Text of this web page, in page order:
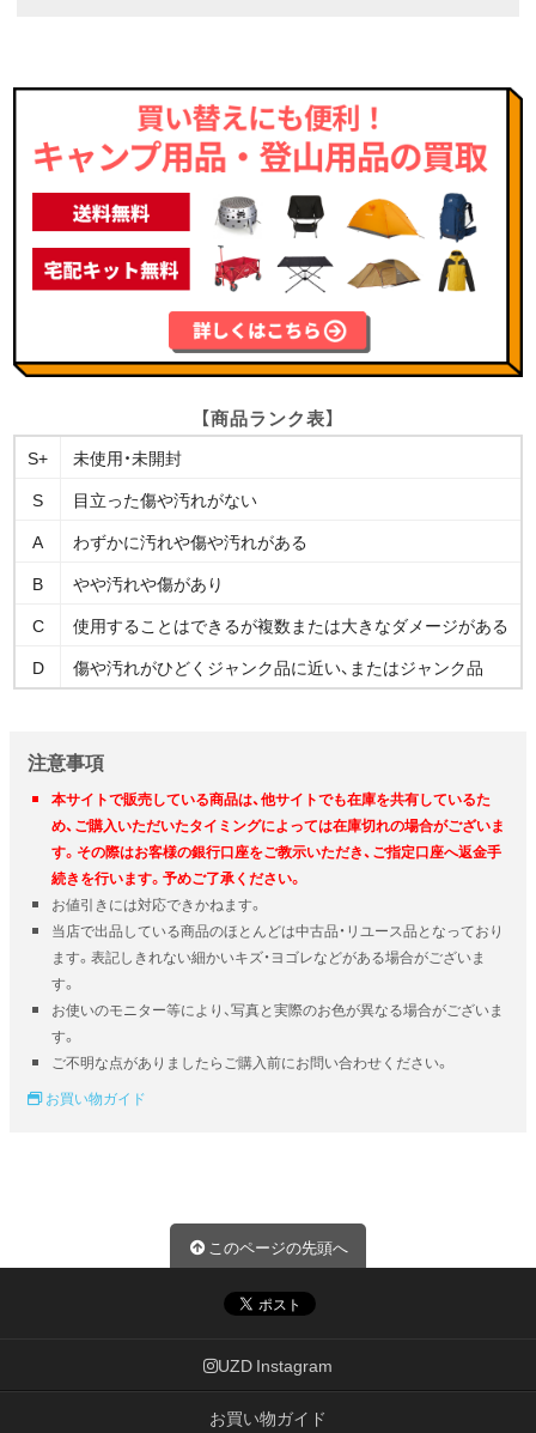
【商品ランク表】
S+
未使用・未開封
S
目立った傷や汚れがない
A
わずかに汚れや傷や汚れがある
B
やや汚れや傷があり
C
使用することはできるが複数または大きなダメージがある
D
傷や汚れがひどくジャンク品に近い、またはジャンク品
注意事項
本サイトで販売している商品は、他サイトでも在庫を共有しているた
め、ご購入いただいたタイミングによっては在庫切れの場合がございま
す。その際はお客様の銀行口座をご教示いただき、ご指定口座へ返金手
続きを行います。予めご了承ください。
お値引きには対応できかねます。
当店で出品している商品のほとんどは中古品・リユース品となっており
ます。表記しきれない細かいキズ・ヨゴレなどがある場合がございま
す。
お使いのモニター等により、写真と実際のお色が異なる場合がございま
す。
ご不明な点がありましたらご購入前にお問い合わせください。
お買い物ガイド
このページの先頭へ
UZD Instagram
お買い物ガイド